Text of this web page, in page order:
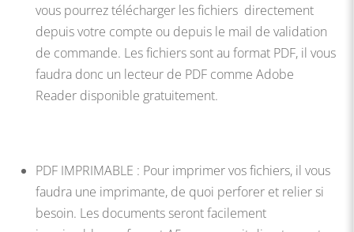
vous pourrez télécharger les fichiers directement
depuis votre compte ou depuis le mail de validation
de commande. Les fichiers sont au format PDF, il vous
faudra donc un lecteur de PDF comme Adobe
Reader disponible gratuitement.
PDF IMPRIMABLE : Pour imprimer vos fichiers, il vous
faudra une imprimante, de quoi perforer et relier si
besoin. Les documents seront facilement